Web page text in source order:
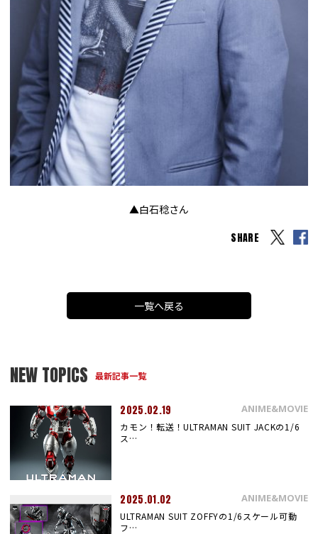
▲白石稔さん
SHARE
一覧へ戻る
NEW TOPICS 最新記事一覧
2025.02.19 ANIME&MOVIE
カモン！転送！ULTRAMAN SUIT JACKの1/6
ス…
2025.01.02 ANIME&MOVIE
ULTRAMAN SUIT ZOFFYの1/6スケール可動
フ…